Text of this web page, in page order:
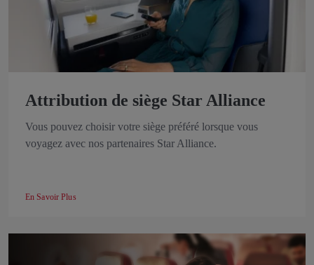
Attribution de siège Star Alliance
Vous pouvez choisir votre siège préféré lorsque vous
voyagez avec nos partenaires Star Alliance.
En Savoir Plus